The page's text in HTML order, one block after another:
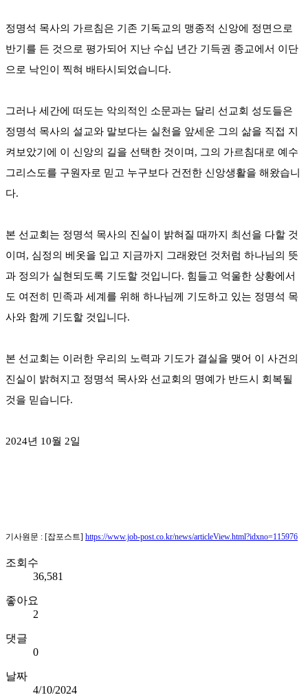
정명석 목사의 가르침은 기존 기독교의 맹종적 신앙에 정면으로
반기를 든 것으로 평가되어 지난 수십 년간 기득권 종교에서 이단
으로 낙인이 찍혀 배타시되었습니다.
그러나 세간에 떠도는 악의적인 소문과는 달리 선교회 성도들은
정명석 목사의 설교와 말보다는 실천을 앞세운 그의 삶을 직접 지
켜보았기에 이 신앙의 길을 선택한 것이며, 그의 가르침대로 예수
그리스도를 구원자로 믿고 누구보다 건전한 신앙생활을 해왔습니
다.
본 선교회는 정명석 목사의 진실이 밝혀질 때까지 최선을 다할 것
이며, 심정의 베옷을 입고 지금까지 그래왔던 것처럼 하나님의 뜻
과 정의가 실현되도록 기도할 것입니다. 힘들고 억울한 상황에서
도 여전히 민족과 세계를 위해 하나님께 기도하고 있는 정명석 목
사와 함께 기도할 것입니다.
본 선교회는 이러한 우리의 노력과 기도가 결실을 맺어 이 사건의
진실이 밝혀지고 정명석 목사와 선교회의 명예가 반드시 회복될
것을 믿습니다.
2024년 10월 2일
기사원문 : [잡포스트] https://www.job-post.co.kr/news/articleView.html?idxno=115976
조회수
36,581
좋아요
2
댓글
0
날짜
4/10/2024